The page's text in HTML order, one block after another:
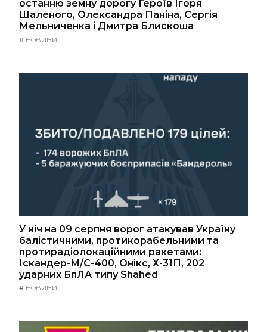
останню земну дорогу Героїв Ігоря
Шаленого, Олександра Паніна, Сергія
Мельниченка і Дмитра Блискоша
# НОВИНИ
У ніч на 09 серпня ворог атакував Україну
балістичними, протикорабельними та
протирадіолокаційними ракетами:
Іскандер-М/С-400, Онікс, Х-31П, 202
ударних БпЛА типу Shahed
# НОВИНИ